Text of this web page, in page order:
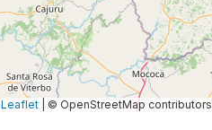
Leaflet © OpenStreetMap contributors